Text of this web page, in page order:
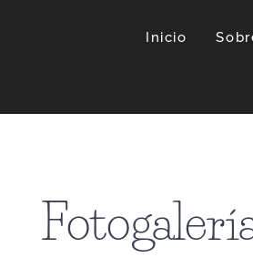
Inicio